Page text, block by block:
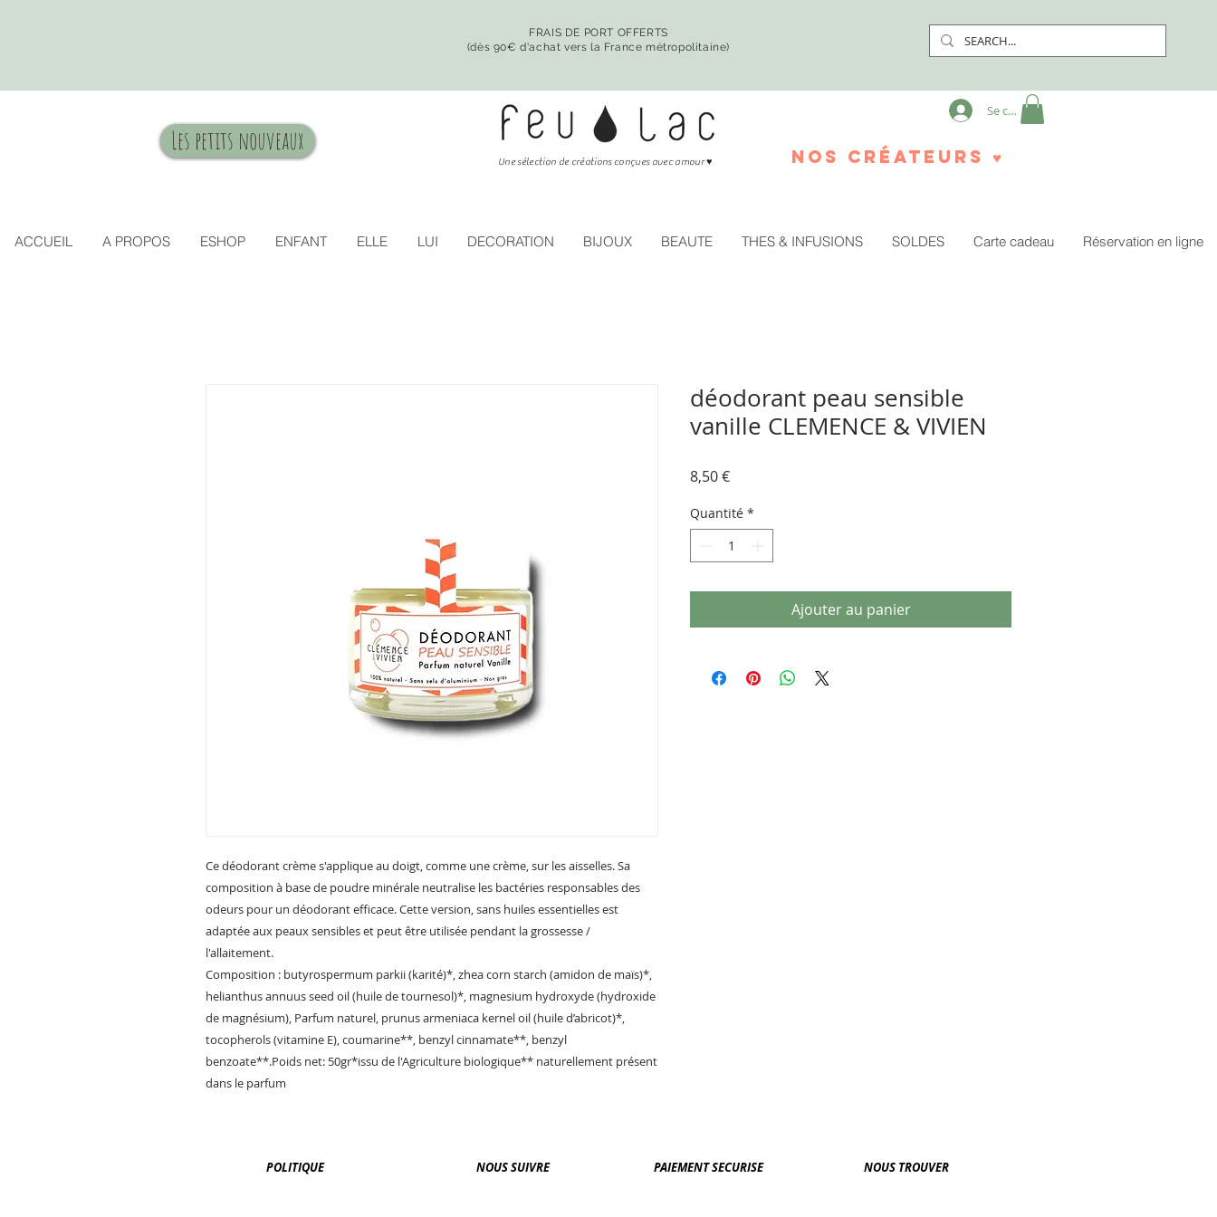
FRAIS DE PORT OFFERTS
(dès 90€ d'achat vers la France métropolitaine)
Les petits nouveaux
Une sélection de créations conçues avec amour♥
Se connecter
nos créateurs ♥
ACCUEIL A PROPOS ESHOP ENFANT ELLE LUI DECORATION BIJOUX BEAUTE THES & INFUSIONS SOLDES Carte cadeau Réservation en ligne
Ce déodorant crème s'applique au doigt, comme une crème, sur les aisselles. Sa
composition à base de poudre minérale neutralise les bactéries responsables des
odeurs pour un déodorant efficace. Cette version, sans huiles essentielles est
adaptée aux peaux sensibles et peut être utilisée pendant la grossesse /
l'allaitement.
Composition : butyrospermum parkii (karité)*, zhea corn starch (amidon de maïs)*,
helianthus annuus seed oil (huile de tournesol)*, magnesium hydroxyde (hydroxide
de magnésium), Parfum naturel, prunus armeniaca kernel oil (huile d’abricot)*,
tocopherols (vitamine E), coumarine**, benzyl cinnamate**, benzyl
benzoate**.Poids net: 50gr*issu de l'Agriculture biologique** naturellement présent
dans le parfum
déodorant peau sensible
vanille CLEMENCE & VIVIEN
8,50 €Prix
Quantité *
Ajouter au panier
POLITIQUE NOUS SUIVRE PAIEMENT SECURISE NOUS TROUVER